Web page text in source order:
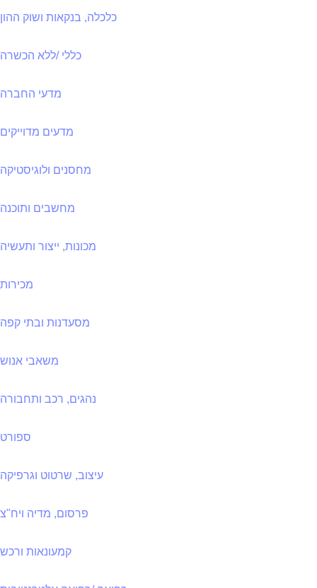
כלכלה, בנקאות ושוק ההון
כללי /ללא הכשרה
מדעי החברה
מדעים מדוייקים
מחסנים ולוגיסטיקה
מחשבים ותוכנה
מכונות, ייצור ותעשיה
מכירות
מסעדנות ובתי קפה
משאבי אנוש
נהגים, רכב ותחבורה
ספורט
עיצוב, שרטוט וגרפיקה
פרסום, מדיה ויח"צ
קמעונאות ורכש